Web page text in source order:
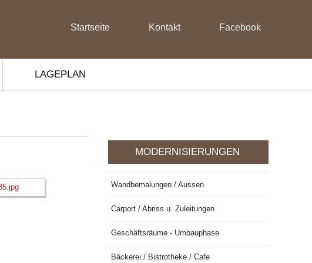
Startseite Kontakt Facebook
LAGEPLAN
MODERNISIERUNGEN
Wandbemalungen / Aussen
Carport / Abriss u. Zuleitungen
Geschäftsräume - Umbauphase
Bäckerei / Bistrotheke / Cafe